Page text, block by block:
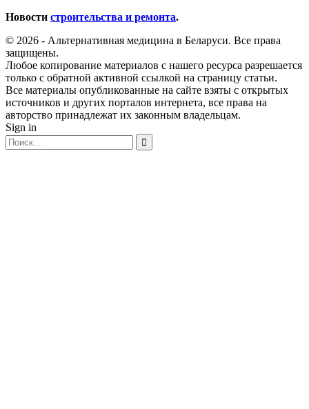
Новости строительства и ремонта.
© 2026 - Альтернативная медицина в Беларуси. Все права
защищены.
Любое копирование материалов с нашего ресурса разрешается
только с обратной активной ссылкой на страницу статьи.
Все материалы опубликованные на сайте взяты с открытых
источников и других порталов интернета, все права на
авторство принадлежат их законным владельцам.
Sign in